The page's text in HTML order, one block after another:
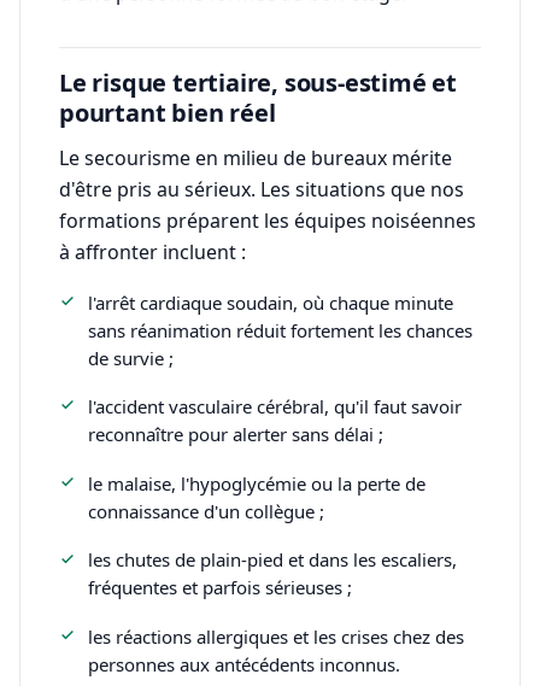
Le risque tertiaire, sous-estimé et
pourtant bien réel
Le secourisme en milieu de bureaux mérite
d'être pris au sérieux. Les situations que nos
formations préparent les équipes noiséennes
à affronter incluent :
l'arrêt cardiaque soudain, où chaque minute
sans réanimation réduit fortement les chances
de survie ;
l'accident vasculaire cérébral, qu'il faut savoir
reconnaître pour alerter sans délai ;
le malaise, l'hypoglycémie ou la perte de
connaissance d'un collègue ;
les chutes de plain-pied et dans les escaliers,
fréquentes et parfois sérieuses ;
les réactions allergiques et les crises chez des
personnes aux antécédents inconnus.